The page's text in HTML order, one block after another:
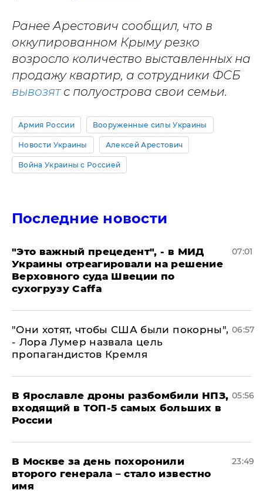
Ранее Арестович сообщил, что в
оккупированном Крыму резко
возросло количество выставленных на
продажу квартир, а сотрудники ФСБ
вывозятс полуострова свои семьи.
Армия России Вооруженные силы Украины
Новости Украины Алексей Арестович
Война Украины с Россией
Последние новости
"Это важный прецедент", - в МИД
Украины отреагировали на решение
Верховного суда Швеции по
сухогрузу Caffa
07:01
"Они хотят, чтобы США были покорны",
- Лора Лумер назвала цель
пропагандистов Кремля
06:57
В Ярославле дроны разбомбили НПЗ,
входящий в ТОП-5 самых больших в
России
05:56
В Москве за день похоронили
второго генерала – стало известно
имя
23:49